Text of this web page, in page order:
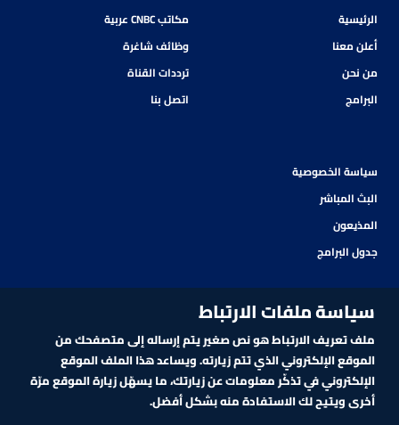
الرئيسية
أعلن معنا
من نحن
البرامج
مكاتب CNBC عربية
وظائف شاغرة
ترددات القناة
اتصل بنا
سياسة الخصوصية
البث المباشر
المذيعون
جدول البرامج
سياسة ملفات الارتباط
ملف تعريف الارتباط هو نص صغير يتم إرساله إلى متصفحك من
الموقع الإلكتروني الذي تتم زيارته. ويساعد هذا الملف الموقع
الإلكتروني في تذكّر معلومات عن زيارتك، ما يسهّل زيارة الموقع مرّة
أخرى ويتيح لك الاستفادة منه بشكل أفضل.